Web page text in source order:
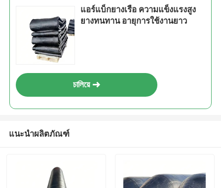
แอร์แบ็กยางเรือ ความแข็งแรงสูง
ยางทนทาน อายุการใช้งานยาว
চালিয়ে
แนะนำผลิตภัณฑ์